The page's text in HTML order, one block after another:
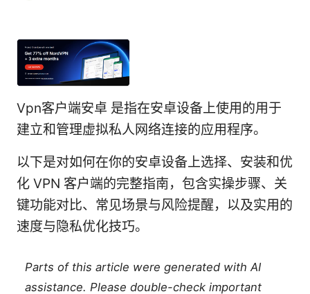
Vpn客户端安卓 是指在安卓设备上使用的用于
建立和管理虚拟私人网络连接的应用程序。
以下是对如何在你的安卓设备上选择、安装和优
化 VPN 客户端的完整指南，包含实操步骤、关
键功能对比、常见场景与风险提醒，以及实用的
速度与隐私优化技巧。
Parts of this article were generated with AI
assistance. Please double-check important